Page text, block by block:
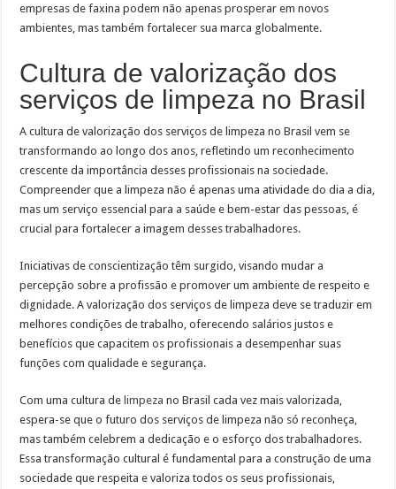
empresas de faxina podem não apenas prosperar em novos
ambientes, mas também fortalecer sua marca globalmente.
Cultura de valorização dos
serviços de limpeza no Brasil
A cultura de valorização dos serviços de limpeza no Brasil vem se
transformando ao longo dos anos, refletindo um reconhecimento
crescente da importância desses profissionais na sociedade.
Compreender que a limpeza não é apenas uma atividade do dia a dia,
mas um serviço essencial para a saúde e bem-estar das pessoas, é
crucial para fortalecer a imagem desses trabalhadores.
Iniciativas de conscientização têm surgido, visando mudar a
percepção sobre a profissão e promover um ambiente de respeito e
dignidade. A valorização dos serviços de limpeza deve se traduzir em
melhores condições de trabalho, oferecendo salários justos e
benefícios que capacitem os profissionais a desempenhar suas
funções com qualidade e segurança.
Com uma cultura de limpeza no Brasil cada vez mais valorizada,
espera-se que o futuro dos serviços de limpeza não só reconheça,
mas também celebrem a dedicação e o esforço dos trabalhadores.
Essa transformação cultural é fundamental para a construção de uma
sociedade que respeita e valoriza todos os seus profissionais,